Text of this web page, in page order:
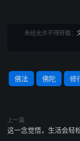
未经允许不得转载：
佛法 佛陀 修
上一篇
这一念觉悟，生活会轻